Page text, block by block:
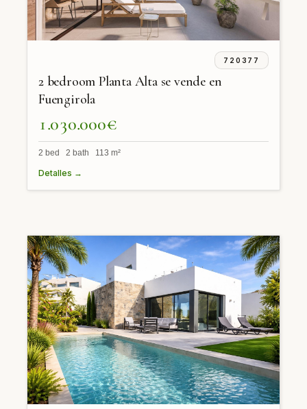
720377
2 bedroom Planta Alta se vende en
Fuengirola
1.030.000€
2 bed 2 bath 113 m²
Detalles →